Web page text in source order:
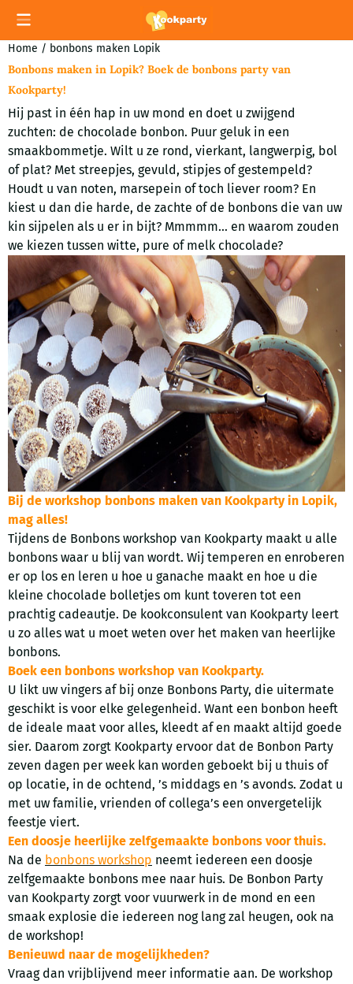
Cookievoorkeuren zijn momenteel gesloten.
Home / bonbons maken Lopik
Bonbons maken in Lopik? Boek de bonbons party van
Kookparty!
Hij past in één hap in uw mond en doet u zwijgend
zuchten: de chocolade bonbon. Puur geluk in een
smaakbommetje. Wilt u ze rond, vierkant, langwerpig, bol
of plat? Met streepjes, gevuld, stipjes of gestempeld?
Houdt u van noten, marsepein of toch liever room? En
kiest u dan die harde, de zachte of de bonbons die van uw
kin sijpelen als u er in bijt? Mmmmm... en waarom zouden
we kiezen tussen witte, pure of melk chocolade?
Bij de workshop bonbons maken van Kookparty in Lopik,
mag alles!
Tijdens de Bonbons workshop van Kookparty maakt u alle
bonbons waar u blij van wordt. Wij temperen en enroberen
er op los en leren u hoe u ganache maakt en hoe u die
kleine chocolade bolletjes om kunt toveren tot een
prachtig cadeautje. De kookconsulent van Kookparty leert
u zo alles wat u moet weten over het maken van heerlijke
bonbons.
Boek een bonbons workshop van Kookparty.
U likt uw vingers af bij onze Bonbons Party, die uitermate
geschikt is voor elke gelegenheid. Want een bonbon heeft
de ideale maat voor alles, kleedt af en maakt altijd goede
sier. Daarom zorgt Kookparty ervoor dat de Bonbon Party
zeven dagen per week kan worden geboekt bij u thuis of
op locatie, in de ochtend, ’s middags en ’s avonds. Zodat u
met uw familie, vrienden of collega’s een onvergetelijk
feestje viert.
Een doosje heerlijke zelfgemaakte bonbons voor thuis.
Na de bonbons workshop neemt iedereen een doosje
zelfgemaakte bonbons mee naar huis. De Bonbon Party
van Kookparty zorgt voor vuurwerk in de mond en een
smaak explosie die iedereen nog lang zal heugen, ook na
de workshop!
Benieuwd naar de mogelijkheden?
Vraag dan vrijblijvend meer informatie aan. De workshop